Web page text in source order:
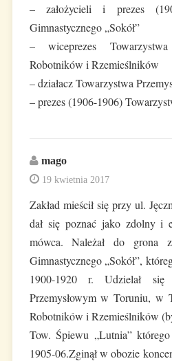
– założycieli i prezes
Gimnastycznego „Sokół”
– wiceprezes
Robotników i Rzemieślników
– działacz Towarzystwa
– prezes (1906-1906)
mago
19 kwietnia 2017
Zakład mieścił się przy ul.
dał się poznać jako zdolny i
mówca. Należał do grona
Gimnastycznego „Sokół”,
1900-1920 r. Udzielał
Przemysłowym w Toruniu, w
Robotników i Rzemieślników
Tow. Śpiewu „Lutnia”
1905-06.Zginął w obozie